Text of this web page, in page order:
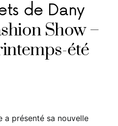
de Dany
Show –
été
a présenté sa nouvelle